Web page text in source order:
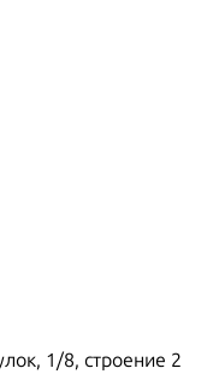
1/8, строение 2